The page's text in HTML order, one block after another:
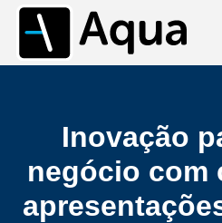
Inovação
negócio com